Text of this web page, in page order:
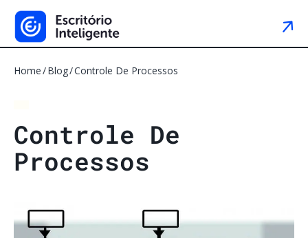
Home Blog Controle De Processos
Controle De
Processos